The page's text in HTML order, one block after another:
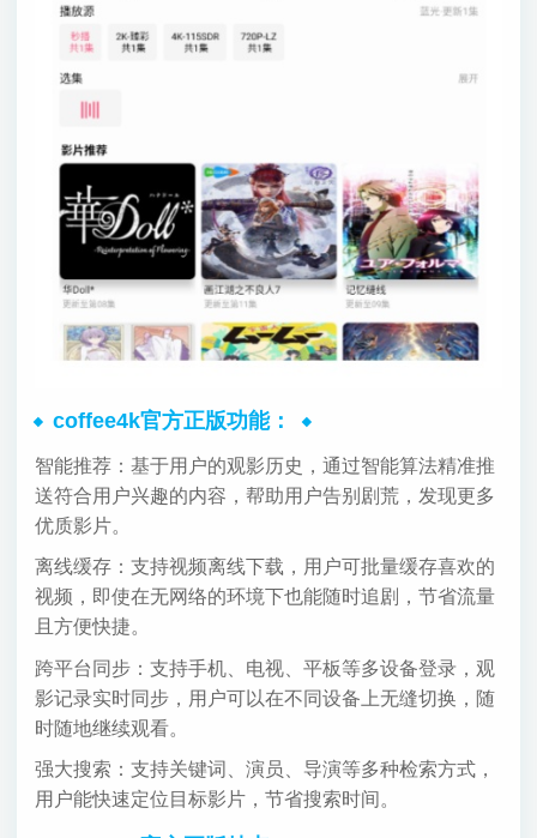
coffee4k官方正版功能：
智能推荐：基于用户的观影历史，通过智能算法精准推
送符合用户兴趣的内容，帮助用户告别剧荒，发现更多
优质影片。
离线缓存：支持视频离线下载，用户可批量缓存喜欢的
视频，即使在无网络的环境下也能随时追剧，节省流量
且方便快捷。
跨平台同步：支持手机、电视、平板等多设备登录，观
影记录实时同步，用户可以在不同设备上无缝切换，随
时随地继续观看。
强大搜索：支持关键词、演员、导演等多种检索方式，
用户能快速定位目标影片，节省搜索时间。